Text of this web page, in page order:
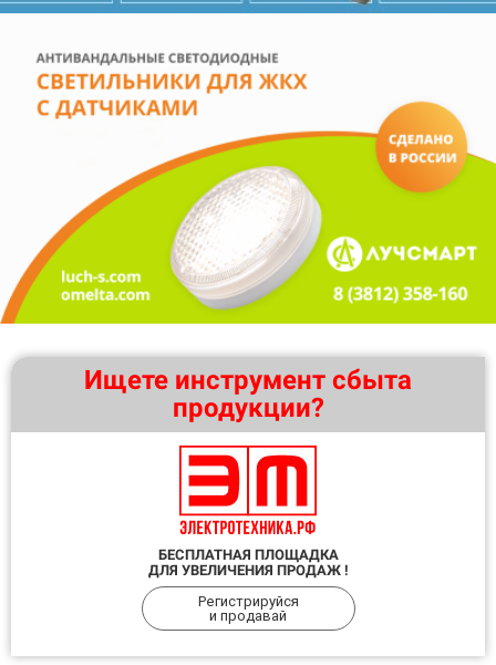
Ищете инструмент сбыта
продукции?
БЕСПЛАТНАЯ ПЛОЩАДКА
ДЛЯ УВЕЛИЧЕНИЯ ПРОДАЖ !
Регистрируйся
и продавай